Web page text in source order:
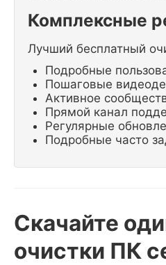
Комплексные
Лучший бесплатный
Подробные
Пошаговые
Активное
Прямой канал
Регулярные
Подробные часто
Скачайте
очистки ПК